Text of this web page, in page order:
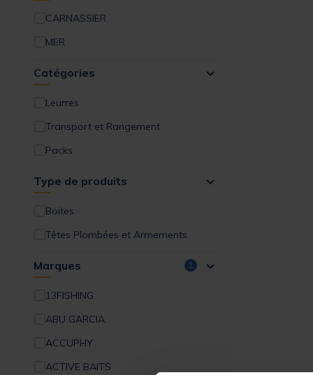
CARNASSIER
MER
Catégories
Leurres
Transport et Rangement
Packs
Type de produits
Boites
Têtes Plombées et Armements
Marques 1
13FISHING
ABU GARCIA
ACCUPHY
ACTIVE BAITS